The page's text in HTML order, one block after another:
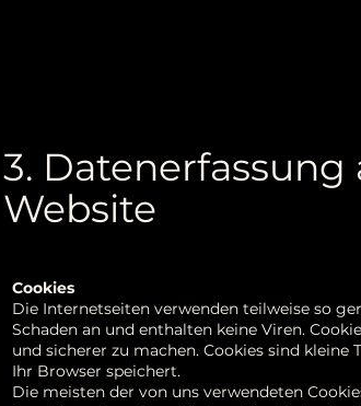
3. Datenerfassung
Website
Cookies
Die Internetseiten verwenden teilweise so
Schaden an und enthalten keine Viren.
und sicherer zu machen. Cookies sind
Ihr Browser speichert.
Die meisten der von uns verwendeten